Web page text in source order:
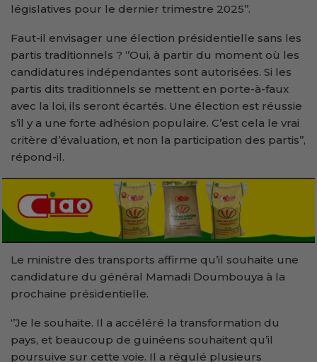
législatives pour le dernier trimestre 2025’’.
Faut-il envisager une élection présidentielle sans les
partis traditionnels ? ‘’Oui, à partir du moment où les
candidatures indépendantes sont autorisées. Si les
partis dits traditionnels se mettent en porte-à-faux
avec la loi, ils seront écartés. Une élection est réussie
s’il y a une forte adhésion populaire. C’est cela le vrai
critère d’évaluation, et non la participation des partis’’,
répond-il.
Le ministre des transports affirme qu’il souhaite une
candidature du général Mamadi Doumbouya à la
prochaine présidentielle.
‘’Je le souhaite. Il a accéléré la transformation du
pays, et beaucoup de guinéens souhaitent qu’il
poursuive sur cette voie. Il a régulé plusieurs